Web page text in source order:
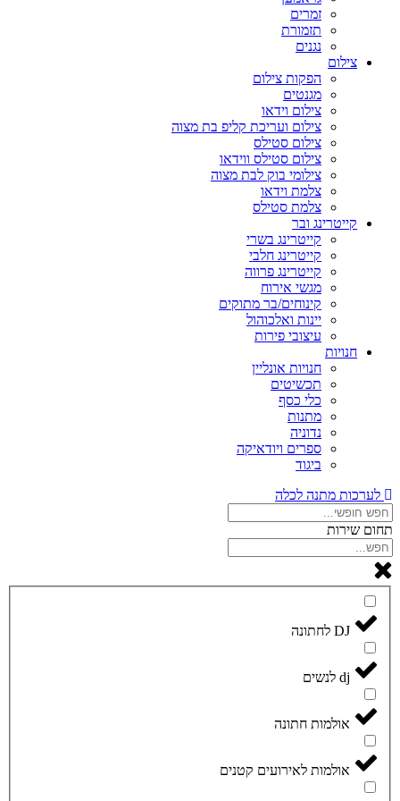
זמרים
תזמורת
נגנים
צילום
הפקות צילום
מגנטים
צילום וידאו
צילום ועריכת קליפ בת מצוה
צילום סטילס
צילום סטילס ווידאו
צילומי בוק לבת מצוה
צלמת וידאו
צלמת סטילס
קייטרינג ובר
קייטרינג בשרי
קייטרינג חלבי
קייטרינג פרווה
מגשי אירוח
קינוחים/בר מתוקים
יינות ואלכוהול
עיצובי פירות
חנויות
חנויות אונליין
תכשיטים
כלי כסף
מתנות
נדוניה
ספרים ויודאיקה
ביגוד
לערכות מתנה לכלה
תחום שירות
DJ לחתונה
dj לנשים
אולמות חתונה
אולמות לאירועים קטנים